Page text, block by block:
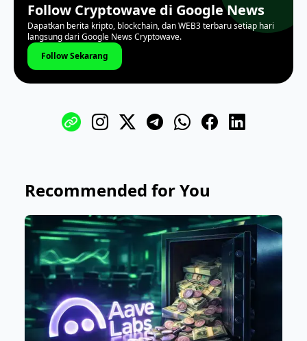
Follow Cryptowave di Google News
Dapatkan berita kripto, blockchain, dan WEB3 terbaru setiap hari
langsung dari Google News Cryptowave.
Follow Sekarang
Recommended for You